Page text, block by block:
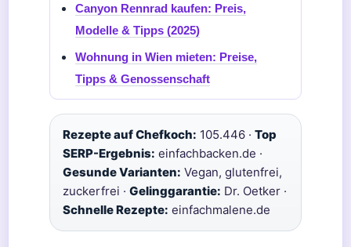
Canyon Rennrad kaufen: Preis,
Modelle & Tipps (2025)
Wohnung in Wien mieten: Preise,
Tipps & Genossenschaft
Rezepte auf Chefkoch: 105.446 · Top
SERP-Ergebnis: einfachbacken.de ·
Gesunde Varianten: Vegan, glutenfrei,
zuckerfrei · Gelinggarantie: Dr. Oetker ·
Schnelle Rezepte: einfachmalene.de